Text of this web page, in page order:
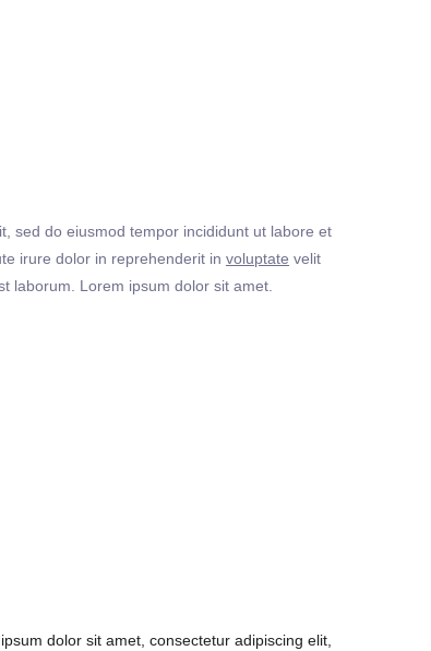
sed do eiusmod tempor incididunt ut labore et
irure dolor in reprehenderit in voluptate velit
laborum. Lorem ipsum dolor sit amet.
dolor sit amet, consectetur adipiscing elit,